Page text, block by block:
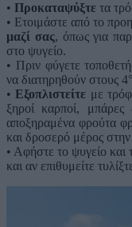
• Προκαταψύξτε τα
• Ετοιμάστε από το
μαζί σας, όπως για
στο ψυγείο.
• Πριν φύγετε
να διατηρηθούν στους
•Εξοπλιστείτε με
ξηροί καρποί,
αποξηραμένα φρούτα
και δροσερό μέρος
• Αφήστε το ψυγείο και
και αν επιθυμείτε